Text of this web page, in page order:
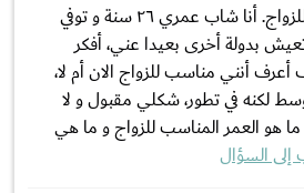
رأيكم حول كيف أستعد للزواج. أنا شاب عمري ٢٦ سنة و توفي
بدولة أخرى بعيدا عني، أفكر
أعرف أنني مناسب للزواج الان أم لا،
لكنه في تطور، شكلي مقبول و لا
هو العمر المناسب للزواج و ما هي
السؤال